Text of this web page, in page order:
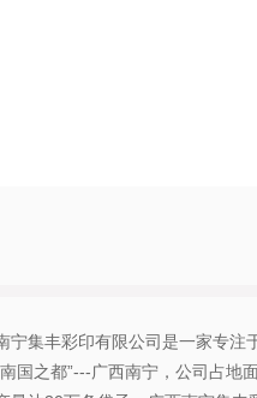
宁集丰彩印有限公司是一家专
国之都”---广西南宁，公司占地